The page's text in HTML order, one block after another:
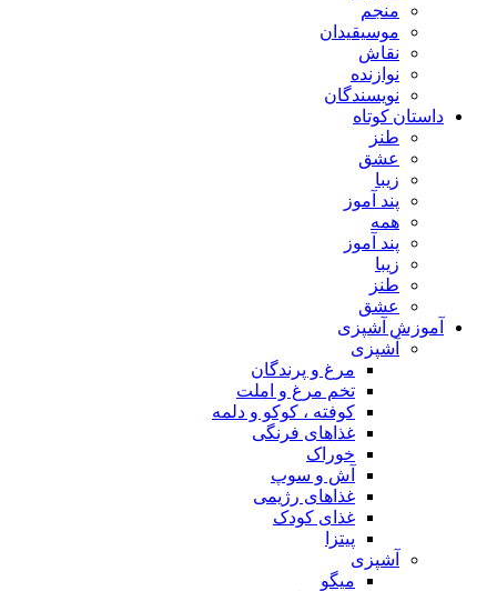
منجم
موسیقیدان
نقاش
نوازنده
نویسندگان
داستان کوتاه
طنز
عشق
زیبا
پند آموز
همه
پند آموز
زیبا
طنز
عشق
آموزش آشپزی
آشپزی
مرغ و پرندگان
تخم مرغ و املت
کوفته ، کوکو و دلمه
غذاهای فرنگی
خوراک
آش و سوپ
غذاهای رژیمی
غذای کودک
پیتزا
آشپزی
میگو